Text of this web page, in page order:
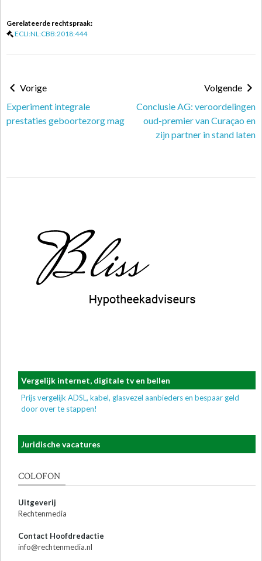
Gerelateerde rechtspraak:
ECLI:NL:CBB:2018:444
Vorige
Experiment integrale
prestaties geboortezorg mag
Volgende
Conclusie AG: veroordelingen
oud-premier van Curaçao en
zijn partner in stand laten
Vergelijk internet, digitale tv en bellen
Prijs vergelijk ADSL, kabel, glasvezel aanbieders en bespaar geld
door over te stappen!
Juridische vacatures
COLOFON
Uitgeverij
Rechtenmedia
Contact Hoofdredactie
info@rechtenmedia.nl